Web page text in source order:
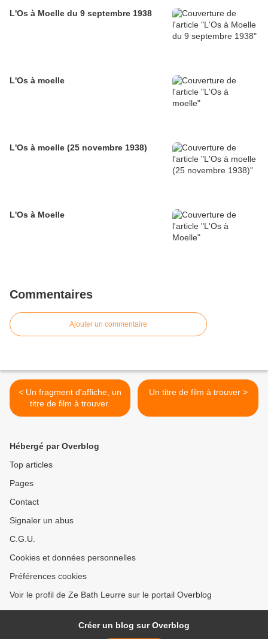
L'Os à Moelle du 9 septembre 1938
L'Os à moelle
L'Os à moelle (25 novembre 1938)
L'Os à Moelle
Commentaires
Ajouter un commentaire
< Un fragment d'affiche, un
titre de film à trouver.
Un titre de film à trouver >
Hébergé par Overblog
Top articles
Pages
Contact
Signaler un abus
C.G.U.
Cookies et données personnelles
Préférences cookies
Voir le profil de Ze Bath Leurre sur le portail Overblog
Créer un blog sur Overblog